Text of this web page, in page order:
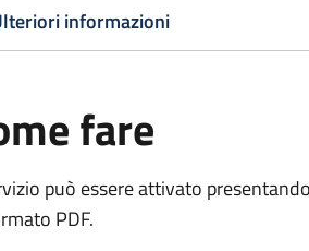
informazioni
fare
può essere attivato
PDF.